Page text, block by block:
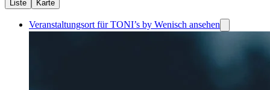
Liste
Karte
Veranstaltungsort für TONI’s by Wenisch ansehen